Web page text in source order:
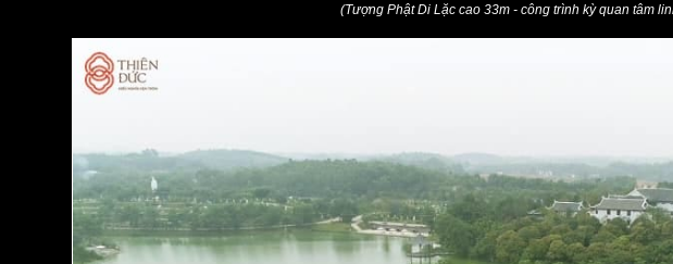
(Tượng Phật Di Lặc cao 33m - công trình kỳ quan tâm